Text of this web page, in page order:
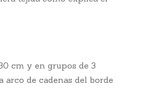
cm y en grupos de 3
arco de cadenas del borde